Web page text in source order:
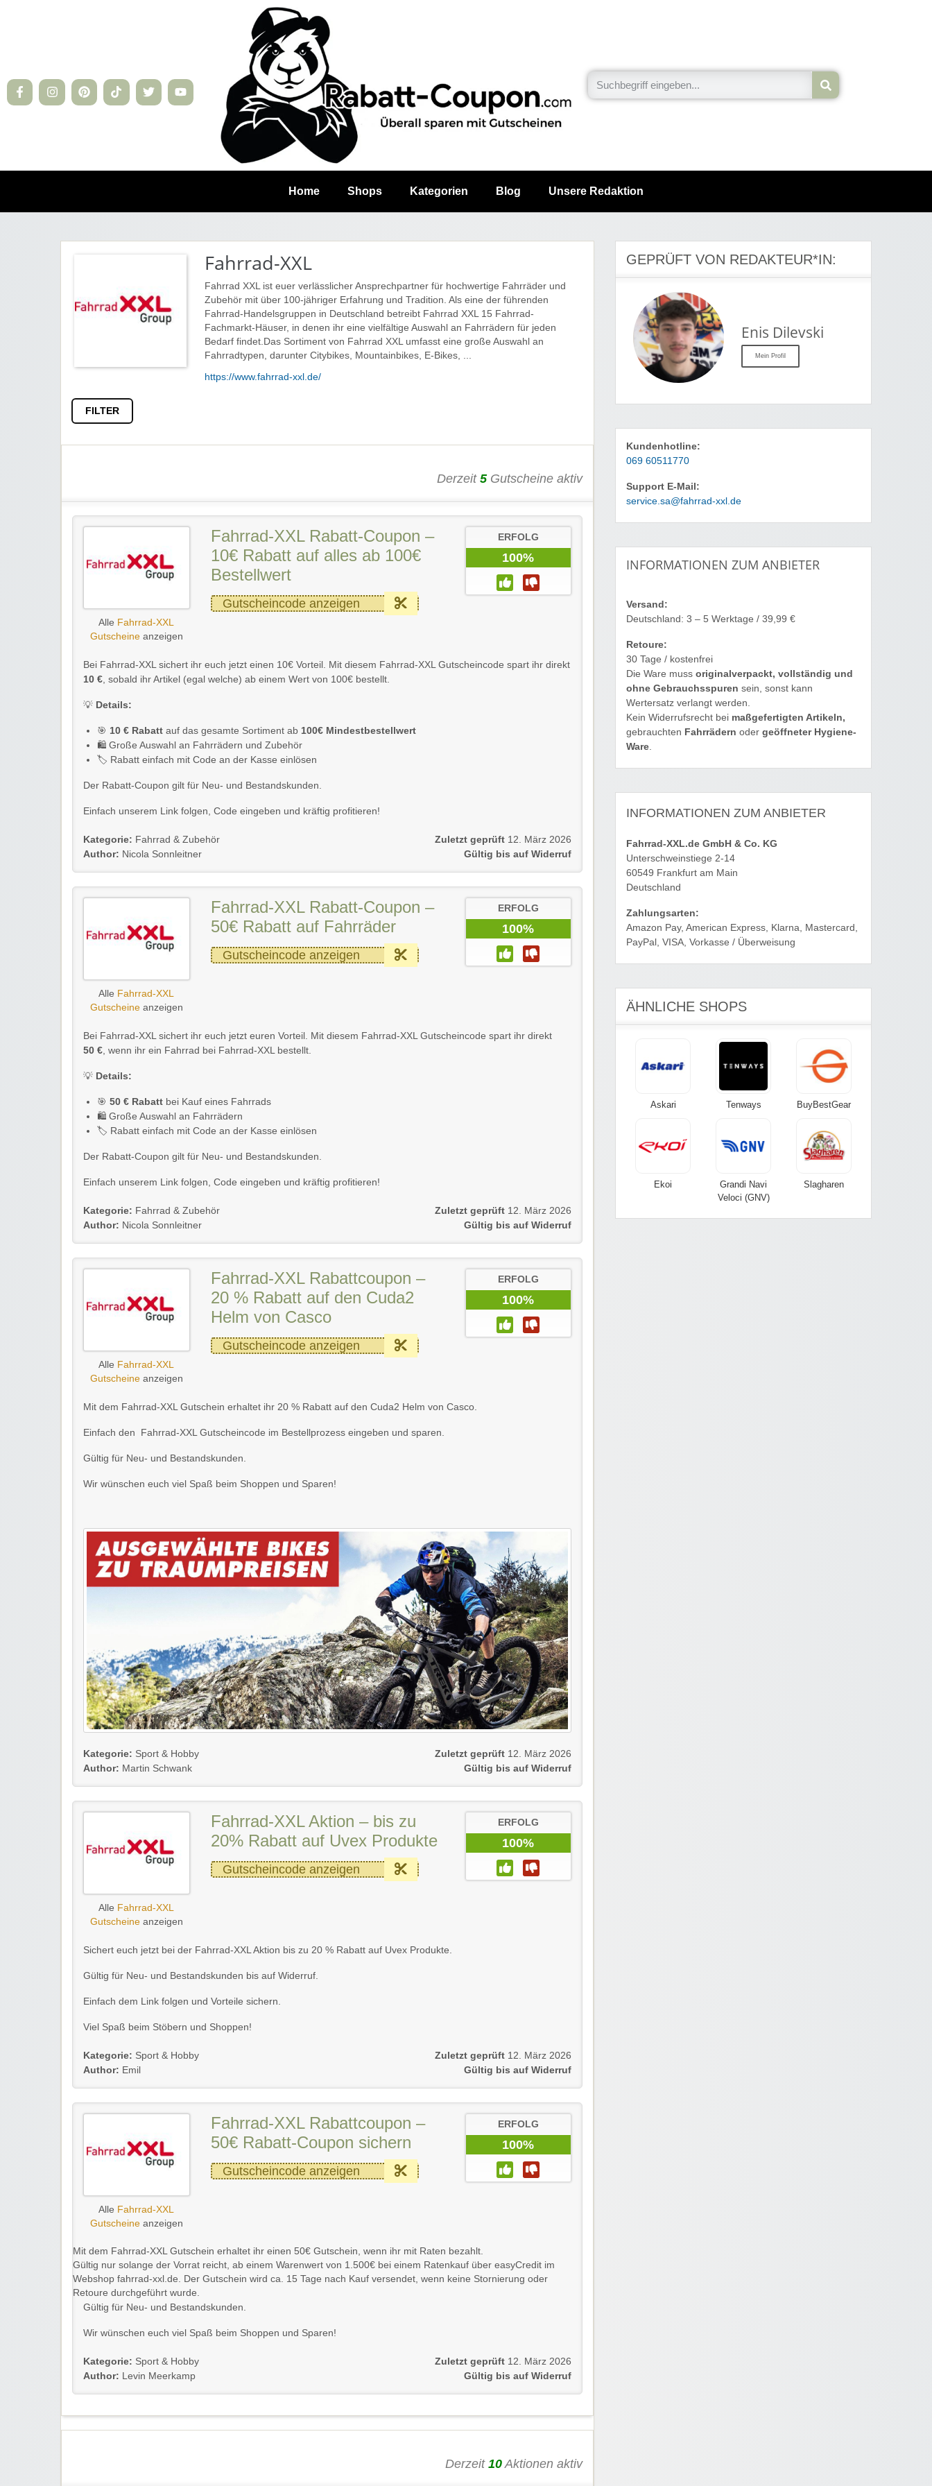
Home Shops Kategorien Blog Unsere Redaktion
Fahrrad-XXL
Fahrrad XXL ist euer verlässlicher Ansprechpartner für hochwertige Fahrräder und
Zubehör mit über 100-jähriger Erfahrung und Tradition. Als eine der führenden
Fahrrad-Handelsgruppen in Deutschland betreibt Fahrrad XXL 15 Fahrrad-
Fachmarkt-Häuser, in denen ihr eine vielfältige Auswahl an Fahrrädern für jeden
Bedarf findet.Das Sortiment von Fahrrad XXL umfasst eine große Auswahl an
Fahrradtypen, darunter Citybikes, Mountainbikes, E-Bikes, ...
https://www.fahrrad-xxl.de/
FILTER
Derzeit 5Gutscheine aktiv
Alle Fahrrad-XXL
Gutscheineanzeigen
Fahrrad-XXL Rabatt-Coupon –
10€ Rabatt auf alles ab 100€
Bestellwert
Gutscheincode anzeigen
ERFOLG
100%
Bei Fahrrad-XXL sichert ihr euch jetzt einen 10€ Vorteil. Mit diesem Fahrrad-XXL Gutscheincode spart ihr direkt
10 €, sobald ihr Artikel (egal welche) ab einem Wert von 100€ bestellt.
💡 Details:
🎯 10 € Rabatt auf das gesamte Sortiment ab 100€ Mindestbestellwert
🛍️ Große Auswahl an Fahrrädern und Zubehör
🏷️ Rabatt einfach mit Code an der Kasse einlösen
Der Rabatt-Coupon gilt für Neu- und Bestandskunden.
Einfach unserem Link folgen, Code eingeben und kräftig profitieren!
Kategorie: Fahrrad & Zubehör
Author: Nicola Sonnleitner
Zuletzt geprüft 12. März 2026
Gültig bis auf Widerruf
Alle Fahrrad-XXL
Gutscheineanzeigen
Fahrrad-XXL Rabatt-Coupon –
50€ Rabatt auf Fahrräder
Gutscheincode anzeigen
ERFOLG
100%
Bei Fahrrad-XXL sichert ihr euch jetzt euren Vorteil. Mit diesem Fahrrad-XXL Gutscheincode spart ihr direkt
50 € , wenn ihr ein Fahrrad bei Fahrrad-XXL bestellt.
💡 Details:
🎯 50 € Rabatt bei Kauf eines Fahrrads
🛍️ Große Auswahl an Fahrrädern
🏷️ Rabatt einfach mit Code an der Kasse einlösen
Der Rabatt-Coupon gilt für Neu- und Bestandskunden.
Einfach unserem Link folgen, Code eingeben und kräftig profitieren!
Kategorie: Fahrrad & Zubehör
Author: Nicola Sonnleitner
Zuletzt geprüft 12. März 2026
Gültig bis auf Widerruf
Alle Fahrrad-XXL
Gutscheineanzeigen
Fahrrad-XXL Rabattcoupon –
20 % Rabatt auf den Cuda2
Helm von Casco
Gutscheincode anzeigen
ERFOLG
100%
Mit dem Fahrrad-XXL Gutschein erhaltet ihr 20 % Rabatt auf den Cuda2 Helm von Casco.
Einfach den Fahrrad-XXL Gutscheincode im Bestellprozess eingeben und sparen.
Gültig für Neu- und Bestandskunden.
Wir wünschen euch viel Spaß beim Shoppen und Sparen!
Kategorie: Sport & Hobby
Author: Martin Schwank
Zuletzt geprüft 12. März 2026
Gültig bis auf Widerruf
Alle Fahrrad-XXL
Gutscheineanzeigen
Fahrrad-XXL Aktion – bis zu
20% Rabatt auf Uvex Produkte
Gutscheincode anzeigen
ERFOLG
100%
Sichert euch jetzt bei der Fahrrad-XXL Aktion bis zu 20 % Rabatt auf Uvex Produkte.
Gültig für Neu- und Bestandskunden bis auf Widerruf.
Einfach dem Link folgen und Vorteile sichern.
Viel Spaß beim Stöbern und Shoppen!
Kategorie: Sport & Hobby
Author: Emil
Zuletzt geprüft 12. März 2026
Gültig bis auf Widerruf
Alle Fahrrad-XXL
Gutscheineanzeigen
Fahrrad-XXL Rabattcoupon –
50€ Rabatt-Coupon sichern
Gutscheincode anzeigen
ERFOLG
100%
Mit dem Fahrrad-XXL Gutschein erhaltet ihr einen 50€ Gutschein, wenn ihr mit Raten bezahlt.
Gültig nur solange der Vorrat reicht, ab einem Warenwert von 1.500€ bei einem Ratenkauf über easyCredit im
Webshop fahrrad-xxl.de. Der Gutschein wird ca. 15 Tage nach Kauf versendet, wenn keine Stornierung oder
Retoure durchgeführt wurde.
Gültig für Neu- und Bestandskunden.
Wir wünschen euch viel Spaß beim Shoppen und Sparen!
Kategorie: Sport & Hobby
Author: Levin Meerkamp
Zuletzt geprüft 12. März 2026
Gültig bis auf Widerruf
Derzeit 10 Aktionen aktiv
GEPRÜFT VON REDAKTEUR*IN:
Enis Dilevski
Mein Profil
Kundenhotline:
069 60511770
Support E-Mail:
service.sa@fahrrad-xxl.de
INFORMATIONEN ZUM ANBIETER
Versand:
Deutschland: 3 – 5 Werktage / 39,99 €
Retoure:
30 Tage / kostenfrei
Die Ware muss originalverpackt, vollständig und
ohne Gebrauchsspuren sein, sonst kann
Wertersatz verlangt werden.
Kein Widerrufsrecht bei maßgefertigten Artikeln,
gebrauchten Fahrrädern oder geöffneter Hygiene-
Ware.
INFORMATIONEN ZUM ANBIETER
Fahrrad-XXL.de GmbH & Co. KG
Unterschweinstiege 2-14
60549 Frankfurt am Main
Deutschland
Zahlungsarten:
Amazon Pay, American Express, Klarna, Mastercard,
PayPal, VISA, Vorkasse / Überweisung
ÄHNLICHE SHOPS
Askari Tenways BuyBestGear
Ekoi
Grandi Navi
Veloci (GNV)
Slagharen